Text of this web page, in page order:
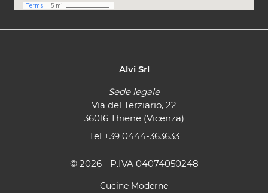
Alvi Srl
Sede legale
Via del Terziario, 22
36016 Thiene (Vicenza)
Tel +39 0444-363633
© 2026 - P.IVA 04074050248
Cucine Moderne